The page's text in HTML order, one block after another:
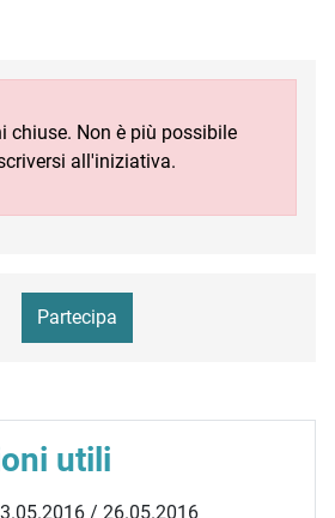
chiuse. Non è più possibile
all'iniziativa.
Partecipa
utili
/ 26.05.2016